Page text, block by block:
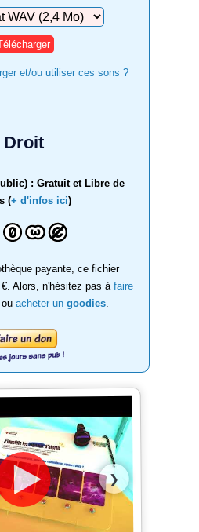
et/ou utiliser ces sons ?
Droit
: Gratuit et Libre de
(+ d'infos ici)
payante, ce fichier
Alors, n'hésitez pas à faire
, ou acheter un goodies
❯